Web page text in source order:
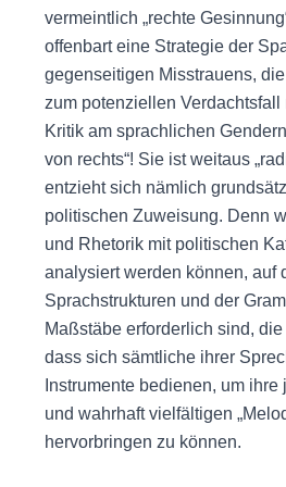
vermeintlich „rechte
offenbart eine Strategie der
gegenseitigen Misstrauens,
zum potenziellen Verdachtsfall
Kritik am sprachlichen
von rechts“! Sie ist weitaus
entzieht sich nämlich
politischen Zuweisung. Denn
und Rhetorik mit politischen
analysiert werden können, auf
Sprachstrukturen und der
Maßstäbe erforderlich sind,
dass sich sämtliche ihrer
Instrumente bedienen, um
und wahrhaft vielfältigen
hervorbringen zu können.